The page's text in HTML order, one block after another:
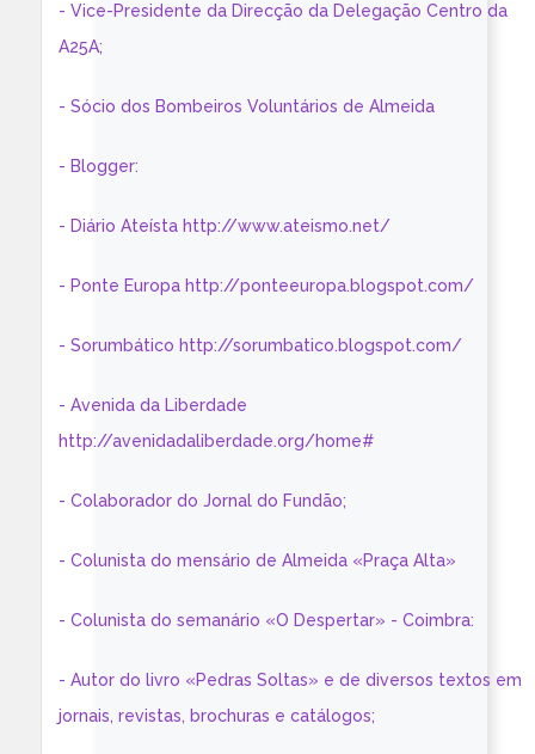
- Vice-Presidente da Direcção da Delegação Centro da
A25A;
- Sócio dos Bombeiros Voluntários de Almeida
- Blogger:
- Diário Ateísta http://www.ateismo.net/
- Ponte Europa http://ponteeuropa.blogspot.com/
- Sorumbático http://sorumbatico.blogspot.com/
- Avenida da Liberdade
http://avenidadaliberdade.org/home#
- Colaborador do Jornal do Fundão;
- Colunista do mensário de Almeida «Praça Alta»
- Colunista do semanário «O Despertar» - Coimbra:
- Autor do livro «Pedras Soltas» e de diversos textos em
jornais, revistas, brochuras e catálogos;